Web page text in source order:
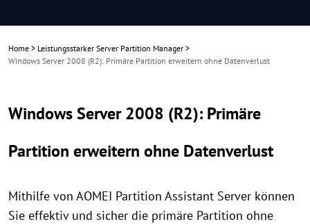
Home > Leistungsstarker Server Partition Manager >
Windows Server 2008 (R2): Primäre Partition erweitern ohne Datenverlust
Windows Server 2008 (R2): Primäre
Partition erweitern ohne Datenverlust
Mithilfe von AOMEI Partition Assistant Server können
Sie effektiv und sicher die primäre Partition ohne